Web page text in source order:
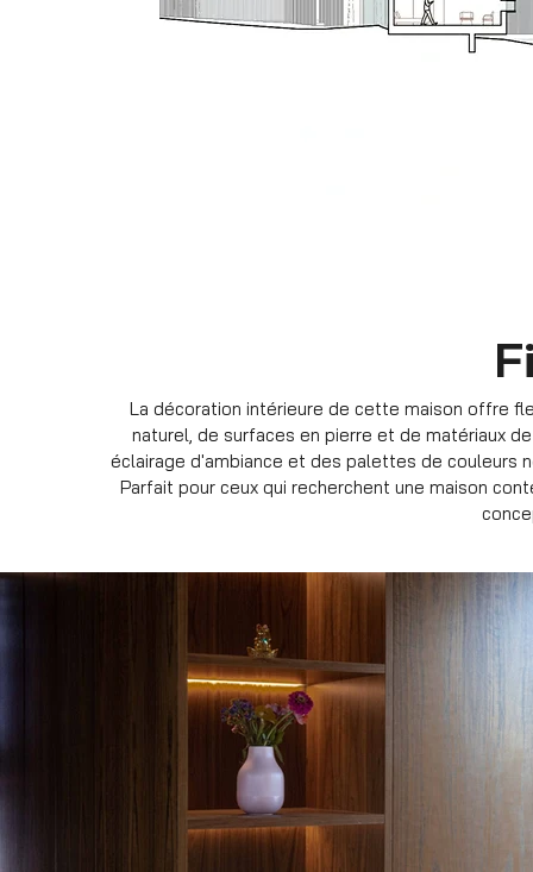
La décoration intérieure de cette maison offre
naturel, de surfaces en pierre et de matériaux
éclairage d'ambiance et des palettes de couleurs
Parfait pour ceux qui recherchent une maison